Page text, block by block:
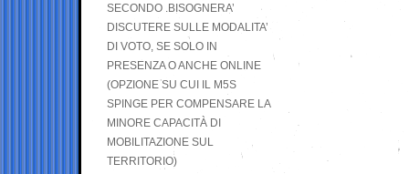
SECONDO .BISOGNERA’
DISCUTERE SULLE MODALITA’
DI VOTO, SE SOLO IN
PRESENZA O ANCHE ONLINE
(OPZIONE SU CUI IL M5S
SPINGE PER COMPENSARE LA
MINORE CAPACITÀ DI
MOBILITAZIONE SUL
TERRITORIO)